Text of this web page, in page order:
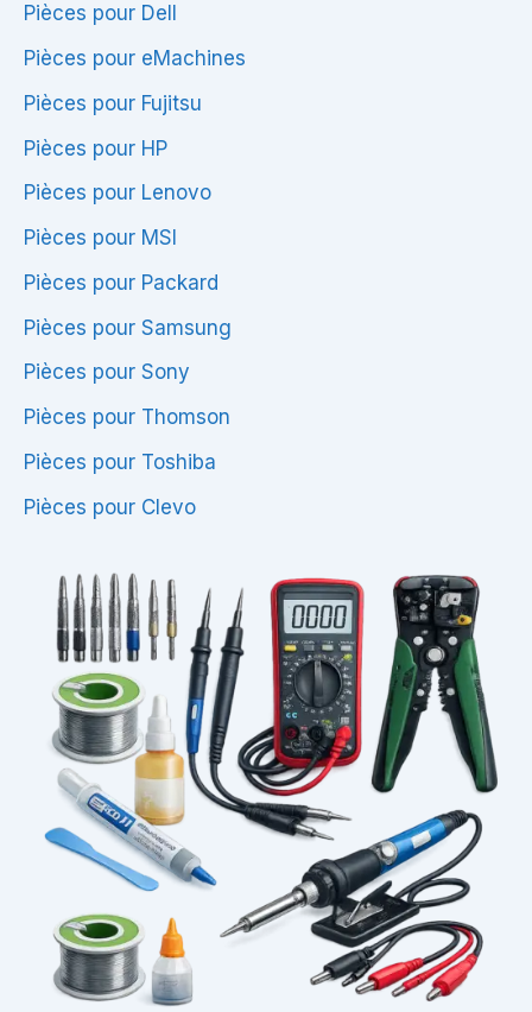
Pièces pour Dell
Pièces pour eMachines
Pièces pour Fujitsu
Pièces pour HP
Pièces pour Lenovo
Pièces pour MSI
Pièces pour Packard
Pièces pour Samsung
Pièces pour Sony
Pièces pour Thomson
Pièces pour Toshiba
Pièces pour Clevo